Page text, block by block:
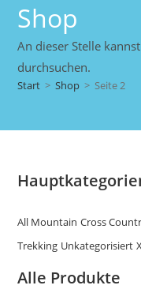
Shop
An dieser Stelle
durchsuchen.
Start > Shop > Seite 2
All Mountain Cross
Trekking Unkategorisiert
Alle Produkte